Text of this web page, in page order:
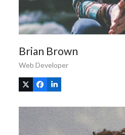
Brian Brown
Web Developer
X FacebookLinkedin